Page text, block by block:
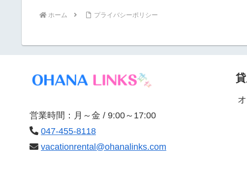
ホーム プライバシーポリシー
営業時間：月～金 / 9:00～17:00
047-455-8118
vacationrental@ohanalinks.com